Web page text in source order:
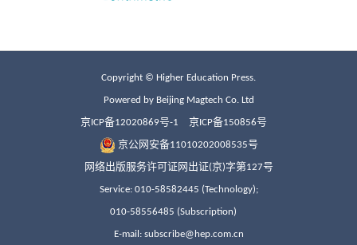
Copyright © Higher Education Press.
Powered by Beijing Magtech Co. Ltd
京ICP备12020869号-1 京ICP备150856号
京公网安备11010202008535号
网络出版服务许可证网出证(京)字第127号
Service: 010-58582445 (Technology);
010-58556485 (Subscription)
E-mail: subscribe@hep.com.cn